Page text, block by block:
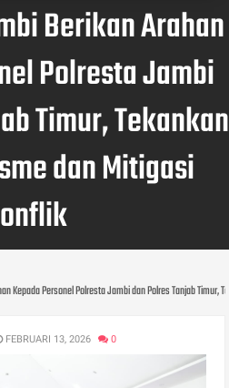
Berikan Arahan
Polresta Jambi
Timur, Tekankan
dan Mitigasi
Kepada Personel Polresta Jambi dan Polres Tanjab Timur,
FEBRUARI 13, 2026 0